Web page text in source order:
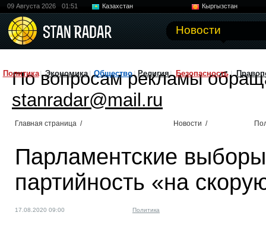
09 Августа 2026 01:51 Казахстан
Кыргызстан
Новости
Политика Экономика Общество Религия Безопасность
По вопросам рекламы
stanradar@mail.ru
Главная страница / Новости /
Парламентские
партийность «на
17.08.2020 09:00 Политика